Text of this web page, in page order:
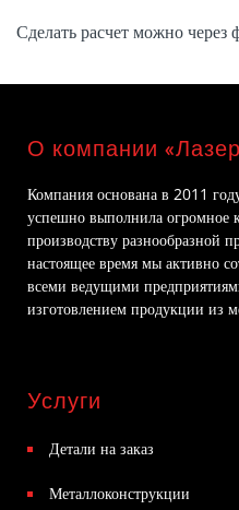
Сделать расчет можно через
О компании
Компания основана в 2011
успешно выполнила огромное
производству разнообразной
настоящее время мы активно
всеми ведущими
изготовлением продукции из
Услуги
Детали на заказ
Металлоконструкции